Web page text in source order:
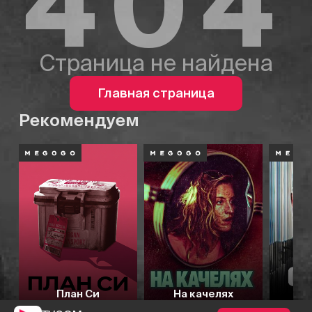
Страница не найдена
Главная страница
Рекомендуем
План Си На качелях